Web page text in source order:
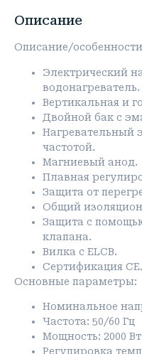
Описание
Описание/
Электрический
водонагреватель.
Вертикальная и
Двойной бак с
Нагревательный
частотой.
Магниевый анод.
Плавная
Защита от
Общий
Защита с
клапана.
Вилка с ELCB.
Сертификация CE.
Основные параметры:
Номинальное
Частота: 50/60 Гц
Мощность: 2000 Вт
Регулировка